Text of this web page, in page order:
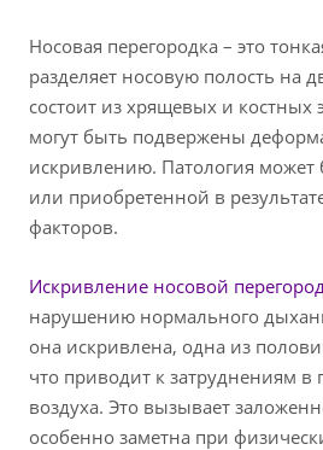
Носовая перегородка – это
разделяет носовую полость на
состоит из хрящевых и костных
могут быть подвержены
искривлению. Патология
или приобретенной в
факторов.
Искривление носовой
нарушению нормального
она искривлена, одна из
что приводит к затруднениям в
воздуха. Это вызывает
особенно заметна при